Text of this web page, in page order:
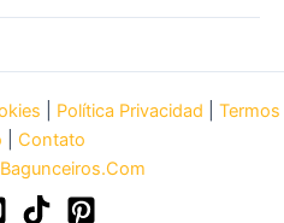
Política Privacidad
Termos
Contato